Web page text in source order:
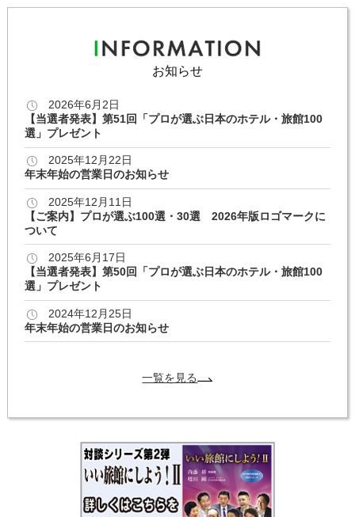
お知らせ
2026年6月2日
【当選者発表】第51回「プロが選ぶ日本のホテル・旅館100
選」プレゼント
2025年12月22日
年末年始の営業日のお知らせ
2025年12月11日
【ご案内】プロが選ぶ100選・30選 2026年版ロゴマークに
ついて
2025年6月17日
【当選者発表】第50回「プロが選ぶ日本のホテル・旅館100
選」プレゼント
2024年12月25日
年末年始の営業日のお知らせ
一覧を見る